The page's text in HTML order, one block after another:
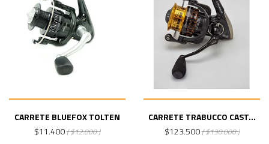
CARRETE BLUEFOX TOLTEN
$11.400( $12.000 )
CARRETE TRABUCCO CAST...
$123.500( $130.000 )